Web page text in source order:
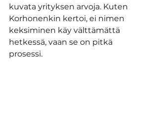
kuvata yrityksen arvoja. Kuten
Korhonenkin kertoi, ei nimen
keksiminen käy välttämättä
hetkessä, vaan se on pitkä
prosessi.